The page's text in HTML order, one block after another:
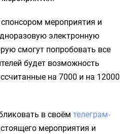
мероприятия и
электронную
смогут попробовать все
будет возможность
на 7000 и на 12000
в своём телеграм-
мероприятия и